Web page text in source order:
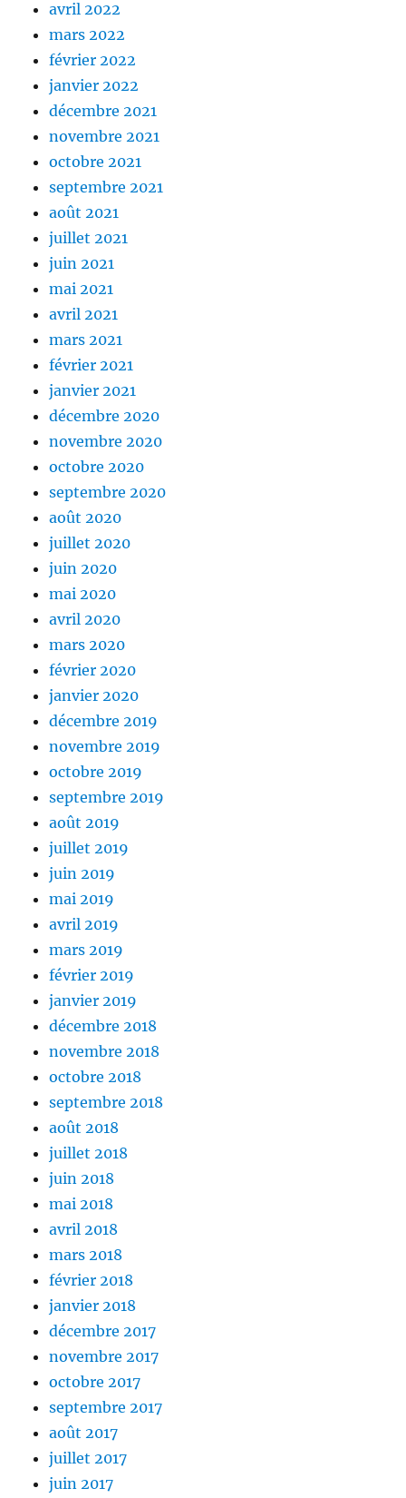
avril 2022
mars 2022
février 2022
janvier 2022
décembre 2021
novembre 2021
octobre 2021
septembre 2021
août 2021
juillet 2021
juin 2021
mai 2021
avril 2021
mars 2021
février 2021
janvier 2021
décembre 2020
novembre 2020
octobre 2020
septembre 2020
août 2020
juillet 2020
juin 2020
mai 2020
avril 2020
mars 2020
février 2020
janvier 2020
décembre 2019
novembre 2019
octobre 2019
septembre 2019
août 2019
juillet 2019
juin 2019
mai 2019
avril 2019
mars 2019
février 2019
janvier 2019
décembre 2018
novembre 2018
octobre 2018
septembre 2018
août 2018
juillet 2018
juin 2018
mai 2018
avril 2018
mars 2018
février 2018
janvier 2018
décembre 2017
novembre 2017
octobre 2017
septembre 2017
août 2017
juillet 2017
juin 2017